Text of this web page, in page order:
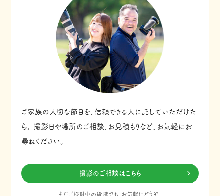
ご家族の大切な節目を、信頼できる人に託していただけた
ら。
撮影日や場所のご相談、お見積もりなど、お気軽にお
尋ねください。
撮影のご相談はこちら
まだご検討中の段階でも、お気軽にどうぞ。